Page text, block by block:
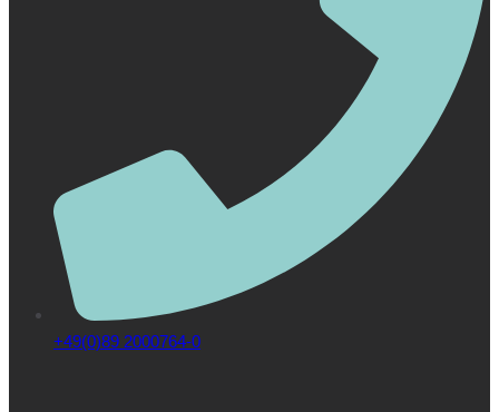
+49(0)89 2000764-0